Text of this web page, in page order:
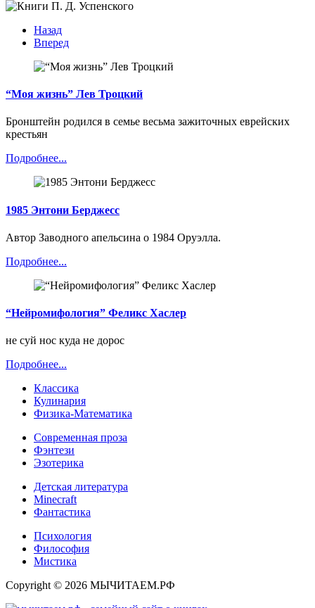
Назад
Вперед
“Моя жизнь” Лев Троцкий
Бронштейн родился в семье весьма зажиточных еврейских
крестьян
Подробнее...
1985 Энтони Берджесс
Автор Заводного апельсина о 1984 Оруэлла.
Подробнее...
“Нейромифология” Феликс Хаслер
не суй нос куда не дорос
Подробнее...
Классика
Кулинария
Физика-Математика
Современная проза
Фэнтези
Эзотерика
Детская литература
Minecraft
Фантастика
Психология
Философия
Мистика
Copyright © 2026 МЫЧИТАЕМ.РФ